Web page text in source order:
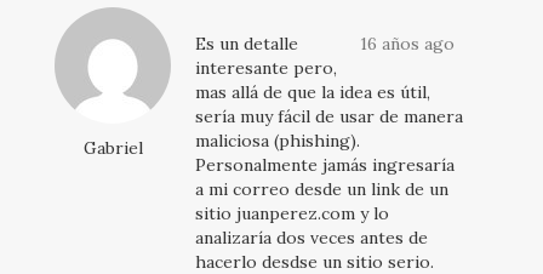
Gabriel
16 años ago
Es un detalle
interesante pero,
mas allá de que la idea es útil,
sería muy fácil de usar de manera
maliciosa (phishing).
Personalmente jamás ingresaría
a mi correo desde un link de un
sitio juanperez.com y lo
analizaría dos veces antes de
hacerlo desdse un sitio serio.